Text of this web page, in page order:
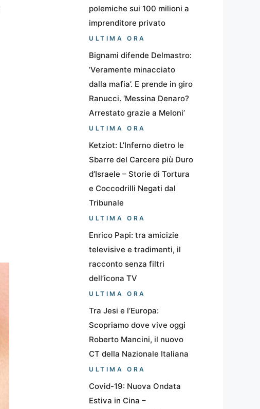
polemiche sui 100 milioni a
imprenditore privato
ULTIMA ORA
Bignami difende Delmastro:
‘Veramente minacciato
dalla mafia’. E prende in giro
Ranucci. ‘Messina Denaro?
Arrestato grazie a Meloni’
ULTIMA ORA
Ketziot: L’Inferno dietro le
Sbarre del Carcere più Duro
d’Israele – Storie di Tortura
e Coccodrilli Negati dal
Tribunale
ULTIMA ORA
Enrico Papi: tra amicizie
televisive e tradimenti, il
racconto senza filtri
dell’icona TV
ULTIMA ORA
Tra Jesi e l’Europa:
Scopriamo dove vive oggi
Roberto Mancini, il nuovo
CT della Nazionale Italiana
ULTIMA ORA
Covid-19: Nuova Ondata
Estiva in Cina –